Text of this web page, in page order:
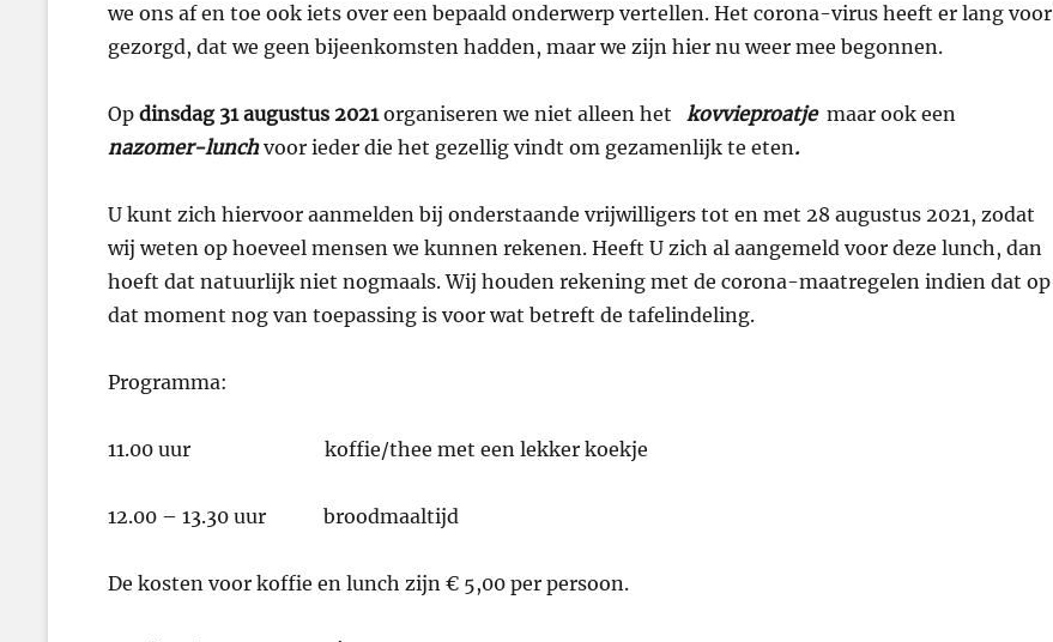
we ons af en toe ook iets over een bepaald onderwerp vertellen. Het corona-virus heeft er lang voor
gezorgd, dat we geen bijeenkomsten hadden, maar we zijn hier nu weer mee begonnen.
Op dinsdag 31 augustus 2021organiseren we niet alleen het kovvieproatje maar ook een
nazomer-lunchvoor ieder die het gezellig vindt om gezamenlijk te eten.
U kunt zich hiervoor aanmelden bij onderstaande vrijwilligers tot en met 28 augustus 2021, zodat
wij weten op hoeveel mensen we kunnen rekenen. Heeft U zich al aangemeld voor deze lunch, dan
hoeft dat natuurlijk niet nogmaals. Wij houden rekening met de corona-maatregelen indien dat op
dat moment nog van toepassing is voor wat betreft de tafelindeling.
Programma:
11.00 uur koffie/thee met een lekker koekje
12.00 – 13.30 uur broodmaaltijd
De kosten voor koffie en lunch zijn € 5,00 per persoon.